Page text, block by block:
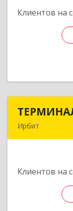
Клиентов на
Ирбит
Клиентов на